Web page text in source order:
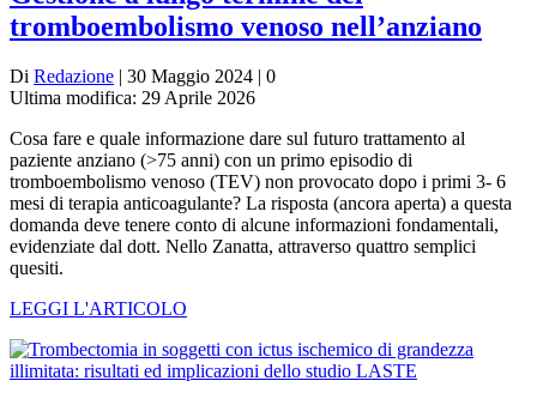
tromboembolismo venoso nell’anziano
Di Redazione | 30 Maggio 2024 | 0
Ultima modifica: 29 Aprile 2026
Cosa fare e quale informazione dare sul futuro trattamento al
paziente anziano (>75 anni) con un primo episodio di
tromboembolismo venoso (TEV) non provocato dopo i primi 3- 6
mesi di terapia anticoagulante? La risposta (ancora aperta) a questa
domanda deve tenere conto di alcune informazioni fondamentali,
evidenziate dal dott. Nello Zanatta, attraverso quattro semplici
quesiti.
LEGGI L'ARTICOLO